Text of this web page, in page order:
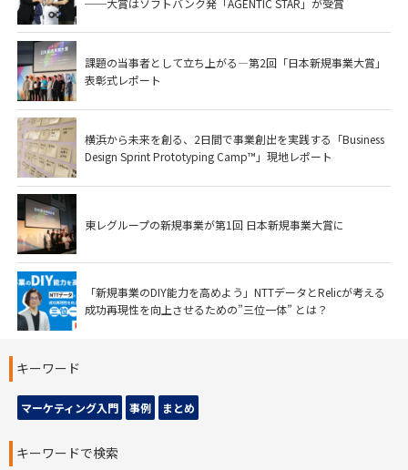
課題の当事者として立ち上がる―第2回「日本新規事業大賞」
表彰式レポート
横浜から未来を創る、2日間で事業創出を実践する「Business
Design Sprint Prototyping Camp™」現地レポート
東レグループの新規事業が第1回 日本新規事業大賞に
「新規事業のDIY能力を高めよう」NTTデータとRelicが考える
成功再現性を向上させるための”三位一体” とは？
キーワード
マーケティング入門 事例 まとめ
キーワードで検索